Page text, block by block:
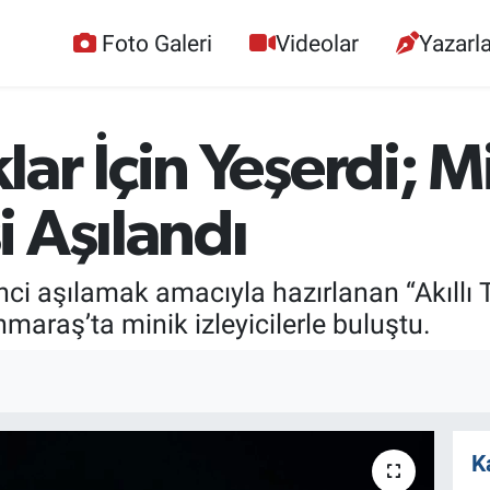
Foto Galeri Videolar
İçin Yeşerdi;
aşılamak amacıyla hazırlanan
minik izleyicilerle buluştu.